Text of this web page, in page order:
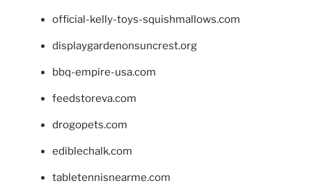
official-kelly-toys-squishmallows.com
displaygardenonsuncrest.org
bbq-empire-usa.com
feedstoreva.com
drogopets.com
ediblechalk.com
tabletennisnearme.com